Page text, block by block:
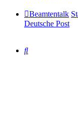
Beamtentalk
Deutsche Post
Suche